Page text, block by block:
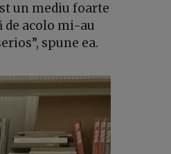
un mediu foarte
de acolo mi-au
spune ea.